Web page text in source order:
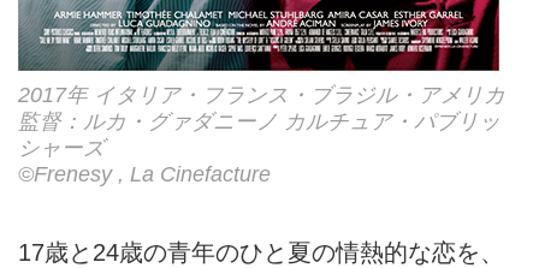
2017年 イタリア・フランス・ブラジル・アメリカ
監督：ルカ・グァダニーノ カルチュア・パブリッ
シャーズ
©Frenesy , La Cinefacture
17歳と24歳の青年のひと夏の情熱的な恋を、